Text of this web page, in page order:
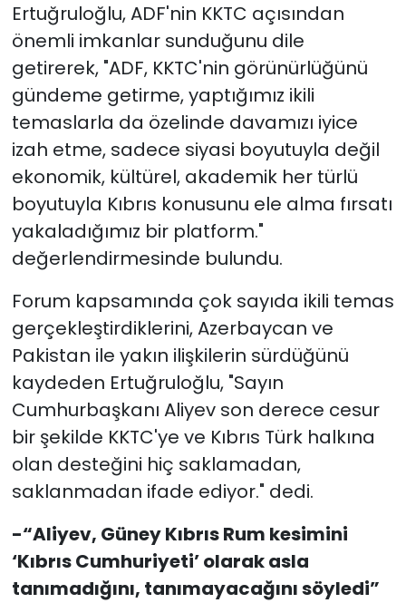
Ertuğruloğlu, ADF'nin KKTC açısından
önemli imkanlar sunduğunu dile
getirerek, "ADF, KKTC'nin görünürlüğünü
gündeme getirme, yaptığımız ikili
temaslarla da özelinde davamızı iyice
izah etme, sadece siyasi boyutuyla değil
ekonomik, kültürel, akademik her türlü
boyutuyla Kıbrıs konusunu ele alma fırsatı
yakaladığımız bir platform."
değerlendirmesinde bulundu.
Forum kapsamında çok sayıda ikili temas
gerçekleştirdiklerini, Azerbaycan ve
Pakistan ile yakın ilişkilerin sürdüğünü
kaydeden Ertuğruloğlu, "Sayın
Cumhurbaşkanı Aliyev son derece cesur
bir şekilde KKTC'ye ve Kıbrıs Türk halkına
olan desteğini hiç saklamadan,
saklanmadan ifade ediyor." dedi.
-“Aliyev, Güney Kıbrıs Rum kesimini
‘Kıbrıs Cumhuriyeti’ olarak asla
tanımadığını, tanımayacağını söyledi”